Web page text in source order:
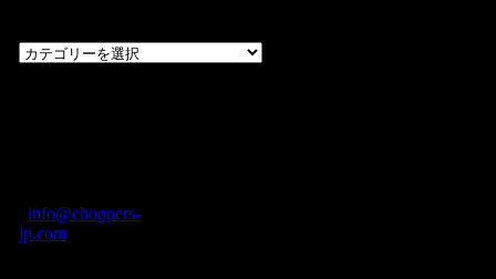
過
テ
ゴ
info@choppers-
jp.com